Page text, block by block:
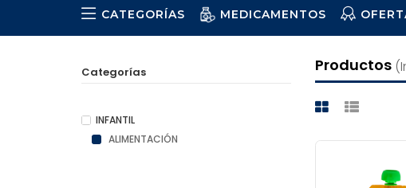
CATEGORÍAS MEDICAMENTOS
Productos
Categorías
INFANTIL
ALIMENTACIÓN